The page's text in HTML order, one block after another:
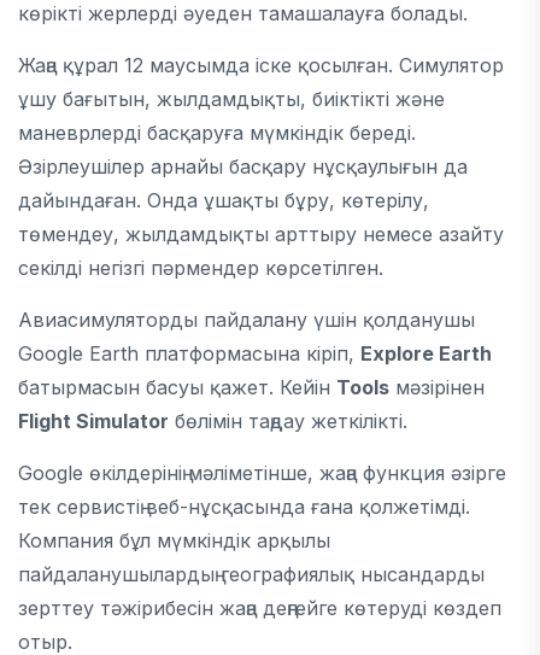
көрікті жерлерді әуеден тамашалауға болады.
Жаңа құрал 12 маусымда іске қосылған. Симулятор
ұшу бағытын, жылдамдықты, биіктікті және
маневрлерді басқаруға мүмкіндік береді.
Әзірлеушілер арнайы басқару нұсқаулығын да
дайындаған. Онда ұшақты бұру, көтерілу,
төмендеу, жылдамдықты арттыру немесе азайту
секілді негізгі пәрмендер көрсетілген.
Авиасимуляторды пайдалану үшін қолданушы
Google Earth платформасына кіріп, Explore Earth
батырмасын басуы қажет. Кейін Tools мәзірінен
Flight Simulator бөлімін таңдау жеткілікті.
Google өкілдерінің мәліметінше, жаңа функция әзірге
тек сервистің веб-нұсқасында ғана қолжетімді.
Компания бұл мүмкіндік арқылы
пайдаланушылардың географиялық нысандарды
зерттеу тәжірибесін жаңа деңгейге көтеруді көздеп
отыр.